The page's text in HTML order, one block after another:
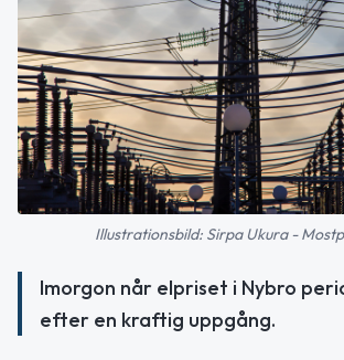
Illustrationsbild: Sirpa Ukura -
Imorgon når elpriset i Nybro
efter en kraftig uppgång.